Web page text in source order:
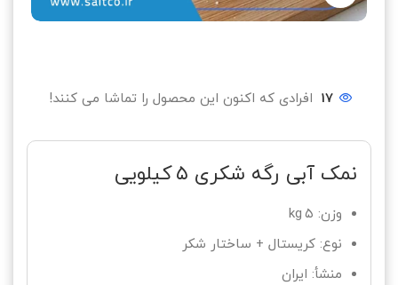
17 افرادی که اکنون این محصول را تماشا می کنند!
نمک آبی رگه شکری ۵ کیلویی
وزن: ۵ kg
نوع: کریستال + ساختار شکر
منشأ: ایران